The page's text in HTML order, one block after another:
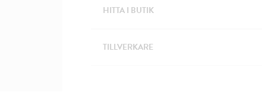
HITTA I BUTIK
TILLVERKARE